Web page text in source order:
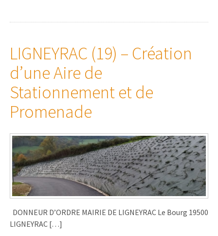
LIGNEYRAC (19) – Création
d’une Aire de
Stationnement et de
Promenade
DONNEUR D’ORDRE MAIRIE DE LIGNEYRAC Le Bourg 19500
LIGNEYRAC […]